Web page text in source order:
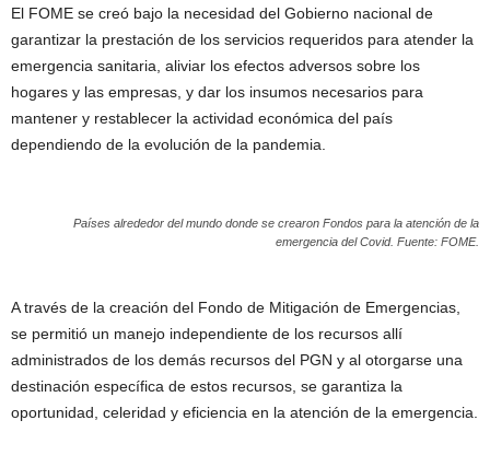
El FOME se creó bajo la necesidad del Gobierno nacional de
garantizar la prestación de los servicios requeridos para atender la
emergencia sanitaria, aliviar los efectos adversos sobre los
hogares y las empresas, y dar los insumos necesarios para
mantener y restablecer la actividad económica del país
dependiendo de la evolución de la pandemia.
Países alrededor del mundo donde se crearon Fondos para la atención de la
emergencia del Covid. Fuente: FOME.
A través de la creación del Fondo de Mitigación de Emergencias,
se permitió un manejo independiente de los recursos allí
administrados de los demás recursos del PGN y al otorgarse una
destinación específica de estos recursos, se garantiza la
oportunidad, celeridad y eficiencia en la atención de la emergencia.